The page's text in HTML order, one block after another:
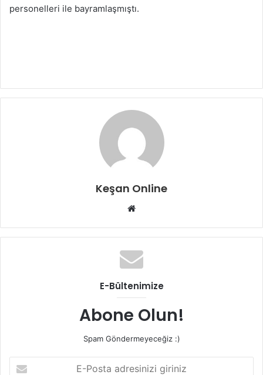
personelleri ile bayramlaşmıştı.
Keşan Online
Web
E-Bültenimize
Abone Olun!
Spam Göndermeyeceğiz :)